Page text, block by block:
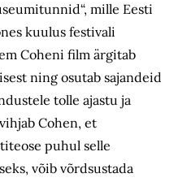
mille Eesti
kuulus festivali
Coheni film ärgitab
ning osutab sajandeid
tolle ajastu ja
Cohen, et
puhul selle
võib võrdsustada